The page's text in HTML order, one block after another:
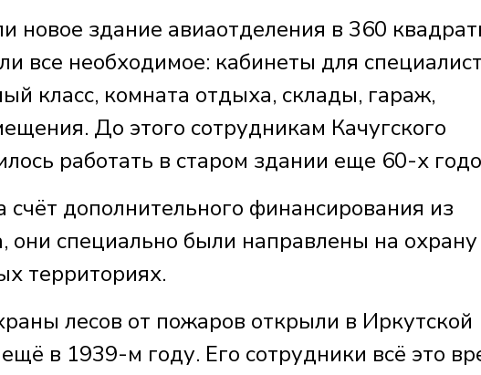
новое здание авиаотделения в 360
все необходимое: кабинеты для
класс, комната отдыха, склады, гараж,
До этого сотрудникам Качугского
работать в старом здании еще 60-х
счёт дополнительного финансирования из
они специально были направлены на охрану
территориях.
лесов от пожаров открыли в Иркутской
в 1939-м году. Его сотрудники всё это